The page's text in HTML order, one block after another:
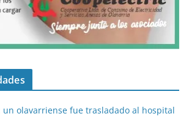
un olavarriense fue trasladado al hospital